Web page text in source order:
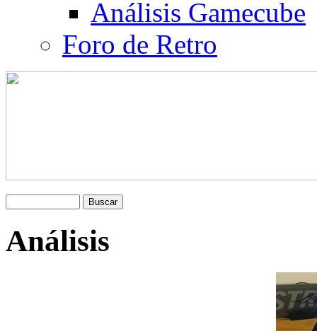
Análisis Gamecube
Foro de Retro
Análisis